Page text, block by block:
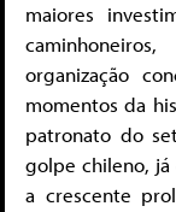
maiores
organização
momentos da
patronato do
golpe chileno, já
a crescente